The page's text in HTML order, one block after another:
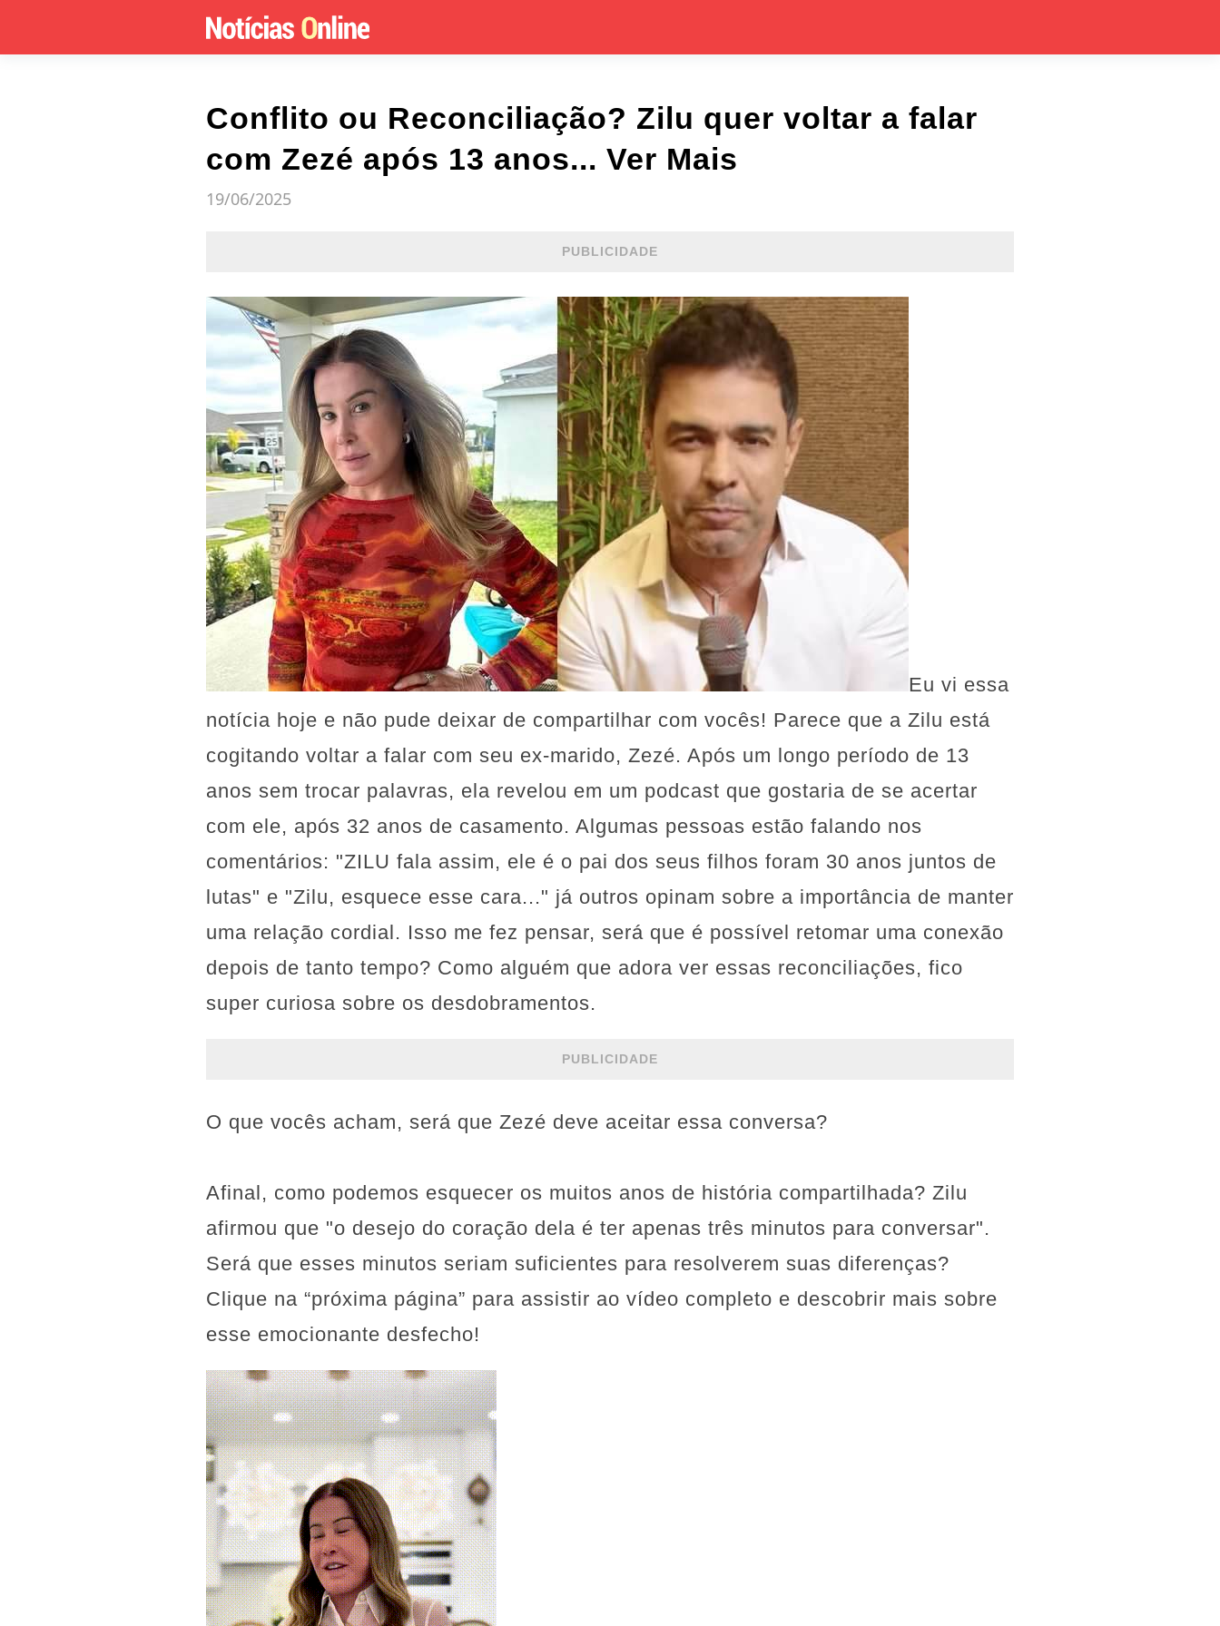
Conflito ou Reconciliação? Zilu quer voltar a falar
com Zezé após 13 anos... Ver Mais
19/06/2025
PUBLICIDADE
Eu vi essa
notícia hoje e não pude deixar de compartilhar com vocês! Parece que a Zilu está
cogitando voltar a falar com seu ex-marido, Zezé. Após um longo período de 13
anos sem trocar palavras, ela revelou em um podcast que gostaria de se acertar
com ele, após 32 anos de casamento. Algumas pessoas estão falando nos
comentários: "ZILU fala assim, ele é o pai dos seus filhos foram 30 anos juntos de
lutas" e "Zilu, esquece esse cara..." já outros opinam sobre a importância de manter
uma relação cordial. Isso me fez pensar, será que é possível retomar uma conexão
depois de tanto tempo? Como alguém que adora ver essas reconciliações, fico
super curiosa sobre os desdobramentos.
PUBLICIDADE
O que vocês acham, será que Zezé deve aceitar essa conversa?
Afinal, como podemos esquecer os muitos anos de história compartilhada? Zilu
afirmou que "o desejo do coração dela é ter apenas três minutos para conversar".
Será que esses minutos seriam suficientes para resolverem suas diferenças?
Clique na “próxima página” para assistir ao vídeo completo e descobrir mais sobre
esse emocionante desfecho!